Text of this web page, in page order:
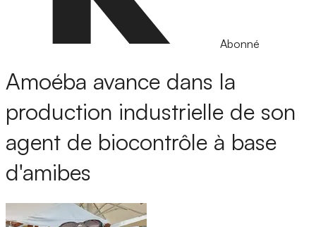
Abonné
Amoéba avance dans la
production industrielle de son
agent de biocontrôle à base
d'amibes